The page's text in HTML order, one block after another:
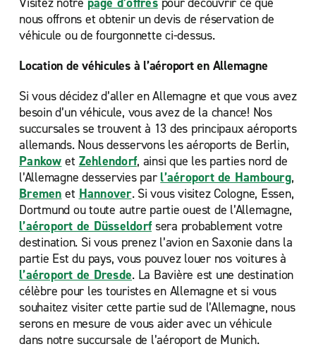
nous offrons et obtenir un devis de réservation de
véhicule ou de fourgonnette ci-dessus.
Location de véhicules à l’aéroport en Allemagne
Si vous décidez d’aller en Allemagne et que vous avez
besoin d’un véhicule, vous avez de la chance! Nos
succursales se trouvent à 13 des principaux aéroports
allemands. Nous desservons les aéroports de Berlin,
Pankow et Zehlendorf, ainsi que les parties nord de
l’Allemagne desservies par l’aéroport de Hambourg,
Bremen et Hannover. Si vous visitez Cologne, Essen,
Dortmund ou toute autre partie ouest de l’Allemagne,
l’aéroport de Düsseldorfsera probablement votre
destination. Si vous prenez l’avion en Saxonie dans la
partie Est du pays, vous pouvez louer nos voitures à
l’aéroport de Dresde. La Bavière est une destination
célèbre pour les touristes en Allemagne et si vous
souhaitez visiter cette partie sud de l’Allemagne, nous
serons en mesure de vous aider avec un véhicule
dans notresuccursale de l’aéroport de Munich.